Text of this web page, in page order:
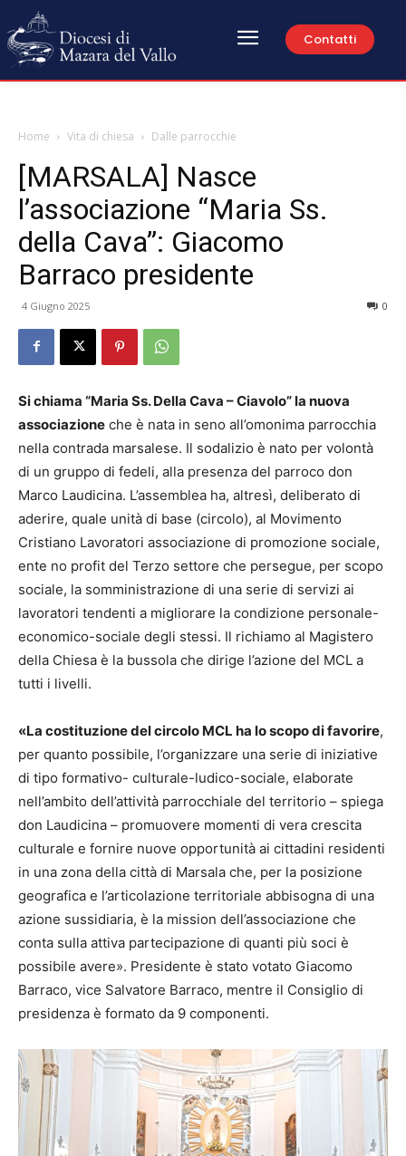
Contatti
Home Vita di chiesa Dalle parrocchie
[MARSALA] Nasce
l’associazione “Maria Ss.
della Cava”: Giacomo
Barraco presidente
4 Giugno 2025 0
Si chiama “Maria Ss. Della Cava – Ciavolo” la nuova
associazione che è nata in seno all’omonima parrocchia
nella contrada marsalese. Il sodalizio è nato per volontà
di un gruppo di fedeli, alla presenza del parroco don
Marco Laudicina. L’assemblea ha, altresì, deliberato di
aderire, quale unità di base (circolo), al Movimento
Cristiano Lavoratori associazione di promozione sociale,
ente no profit del Terzo settore che persegue, per scopo
sociale, la somministrazione di una serie di servizi ai
lavoratori tendenti a migliorare la condizione personale-
economico-sociale degli stessi. Il richiamo al Magistero
della Chiesa è la bussola che dirige l’azione del MCL a
tutti i livelli.
«La costituzione del circolo MCL ha lo scopo di favorire,
per quanto possibile, l’organizzare una serie di iniziative
di tipo formativo- culturale-ludico-sociale, elaborate
nell’ambito dell’attività parrocchiale del territorio – spiega
don Laudicina – promuovere momenti di vera crescita
culturale e fornire nuove opportunità ai cittadini residenti
in una zona della città di Marsala che, per la posizione
geografica e l’articolazione territoriale abbisogna di una
azione sussidiaria, è la mission dell’associazione che
conta sulla attiva partecipazione di quanti più soci è
possibile avere». Presidente è stato votato Giacomo
Barraco, vice Salvatore Barraco, mentre il Consiglio di
presidenza è formato da 9 componenti.